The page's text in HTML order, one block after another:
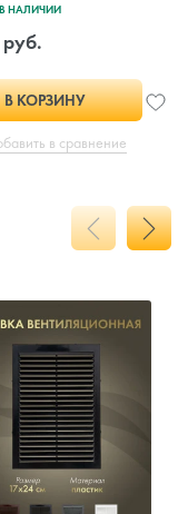
В НАЛИЧИИ
В КОРЗИНУ
в сравнение